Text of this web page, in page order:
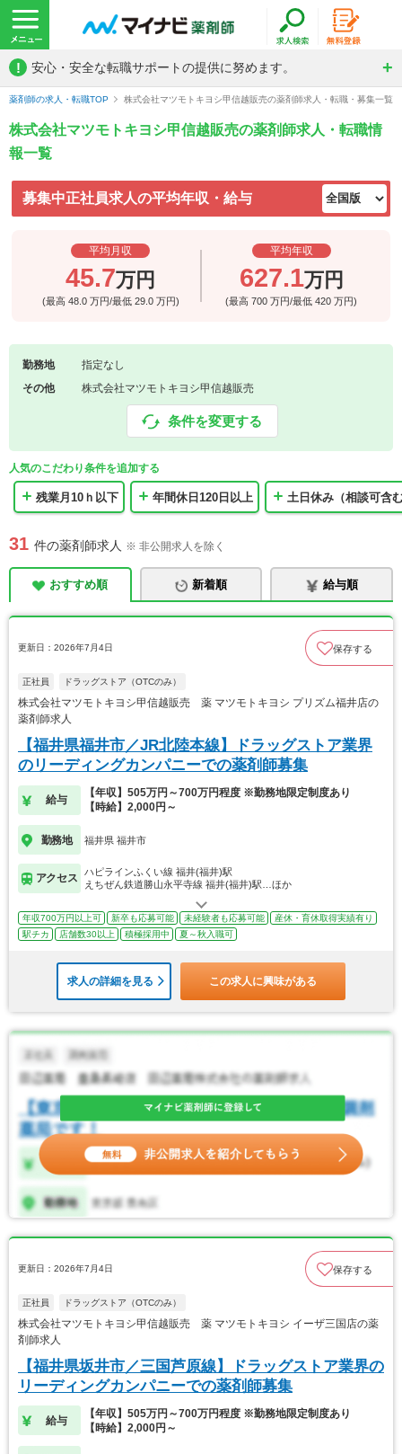
! 安心・安全な転職サポートの提供に努めます。
薬剤師の求人・転職TOP 株式会社マツモトキヨシ甲信越販売の薬剤師求人・転職・募集一覧
株式会社マツモトキヨシ甲信越販売の薬剤師求人・転職情
報一覧
募集中正社員求人の平均年収・給与
平均月収
45.7万円
(最高 48.0 万円/最低 29.0 万円)
平均年収
627.1万円
(最高700万円/最低420万円)
勤務地
指定なし
その他
株式会社マツモトキヨシ甲信越販売
条件を変更する
人気のこだわり条件を追加する
残業月10ｈ以下 年間休日120日以上 土日休み（相談可含
31 件の薬剤師求人 ※ 非公開求人を除く
おすすめ順 新着順 給与順
更新日：2026年7月4日 保存する
正社員 ドラッグストア（OTCのみ）
株式会社マツモトキヨシ甲信越販売 薬 マツモトキヨシ プリズム福井店の
薬剤師求人
【福井県福井市／JR北陸本線】ドラッグストア業界
のリーディングカンパニーでの薬剤師募集
給与
【年収】505万円～700万円程度 ※勤務地限定制度あり
【時給】2,000円～
勤務地 福井県 福井市
アクセス
ハピラインふくい線 福井(福井)駅
えちぜん鉄道勝山永平寺線 福井(福井)駅…ほか
年収700万円以上可 新卒も応募可能 未経験者も応募可能
産休・育休取得実績有り
駅チカ
店舗数30以上 積極採用中 夏～秋入職可
求人の詳細を見る この求人に興味がある
更新日：2026年7月4日 保存する
正社員 ドラッグストア（OTCのみ）
株式会社マツモトキヨシ甲信越販売 薬 マツモトキヨシ イーザ三国店の薬
剤師求人
【福井県坂井市／三国芦原線】ドラッグストア業界の
リーディングカンパニーでの薬剤師募集
給与
【年収】505万円～700万円程度 ※勤務地限定制度あり
【時給】2,000円～